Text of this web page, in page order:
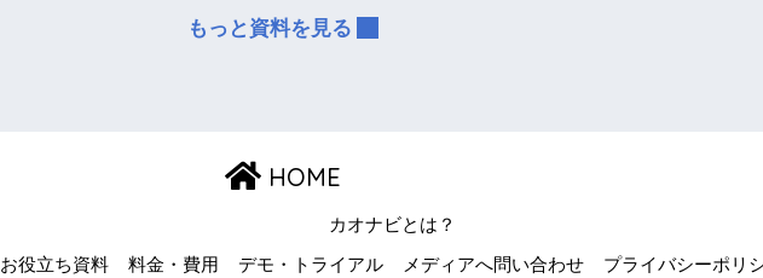
もっと資料を見る
HOME
カオナビとは？
お役立ち資料 料金・費用 デモ・トライアル メディアへ問い合わせ プライバシーポリ